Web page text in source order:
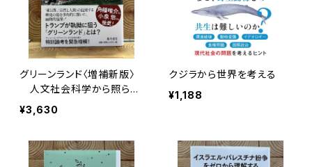
グリーンランド〈増補新版〉
人文社会科学から照らす
極北の島
¥3,630
クジラから世界を考える
¥1,188